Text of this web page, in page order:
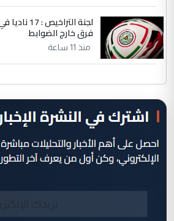
فرق خارج الضوابط
منذ 11 ساعة